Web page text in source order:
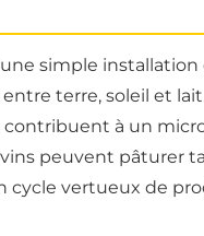
simple installation
terre, soleil et
contribuent à un
peuvent pâturer
cycle vertueux de